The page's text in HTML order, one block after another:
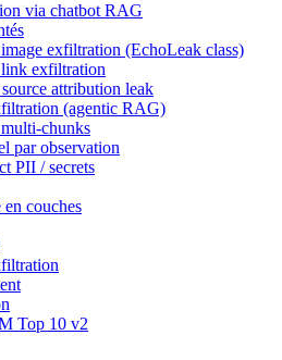
via chatbot RAG
exfiltration (EchoLeak class)
exfiltration
attribution leak
(agentic RAG)
chunks
par observation
PII / secrets
couches
Top 10 v2